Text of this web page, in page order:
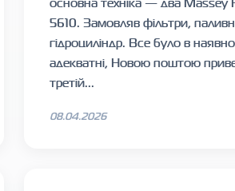
5610. Замовляв фільтри,
гідроциліндр. Все було в
адекватні, Новою поштою
третій...
08.04.2026